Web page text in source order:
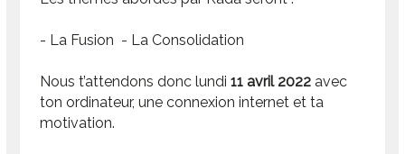
- La Fusion - La Consolidation
Nous t’attendons donc lundi11 avril 2022 avec
ton ordinateur, une connexion internet et ta
motivation.